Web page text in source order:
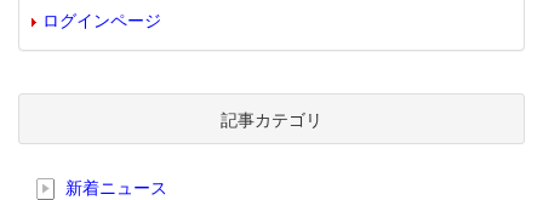
ログインページ
記事カテゴリ
新着ニュース